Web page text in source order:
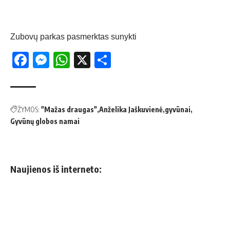
Zubovų parkas pasmerktas sunykti
Facebook
Messenger
WhatsApp
X
ŽYMOS: "Mažas draugas" Anželika Jaškuvienė gyvūnai
Gyvūnų globos namai
Naujienos iš interneto: